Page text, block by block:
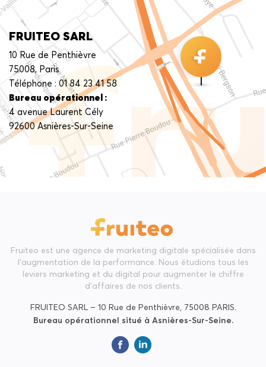
FRUITEO SARL
10 Rue de Penthièvre
75008, Paris
Téléphone : 01 84 23 41 58
Bureau opérationnel :
4 avenue Laurent Cély
92600 Asnières-Sur-Seine
Fruiteo est une agence de marketing digitale spécialisée dans
l'augmentation de la performance. Nous étudions tous les
leviers marketing et du digital pour augmenter le chiffre
d'affaires de nos clients.
FRUITEO SARL – 10 Rue de Penthièvre, 75008 PARIS.
Bureau opérationnel situé à Asnières-Sur-Seine.